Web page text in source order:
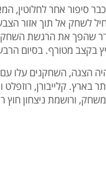
סיפור אחר לחלוטין,
לשחק אל תוך אזור
שהפך את הרגשת
הרבע השלישי 58:61, חולון מצמצמת את
הצגה, השחקנים עלו עם
בארץ. קלייבורן,